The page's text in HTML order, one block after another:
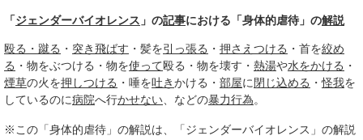
「ジェンダーバイオレンス 」の記事における「身体的虐待」の解説
殴る・蹴る ・ 突き飛ばす ・髪を引っ張る ・ 押さえつける ・首を絞め
る ・物をぶつける・物を使って殴る・物を壊す・ 熱湯や水をかける ・
煙草の火を押しつける ・唾を吐きかける・ 部屋に閉じ込める ・怪我を
しているのに病院へ行かせない、などの暴力行為。
※この「身体的虐待」の解説は、「ジェンダーバイオレンス」の解説